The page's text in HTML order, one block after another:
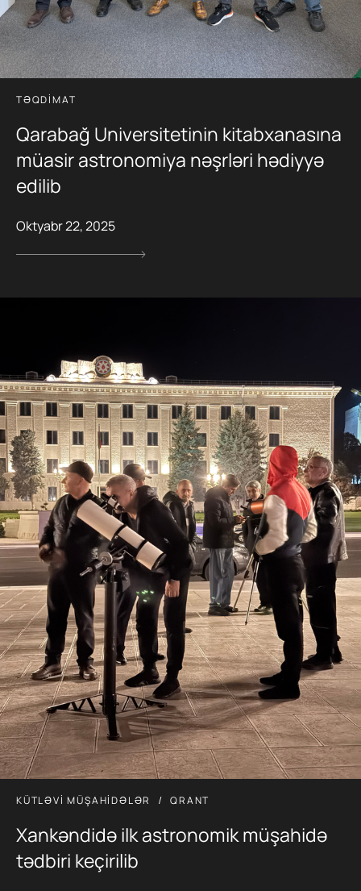
TƏQDIMAT
Qarabağ Universitetinin kitabxanasına
müasir astronomiya nəşrləri hədiyyə
edilib
Oktyabr 22, 2025
KÜTLƏVI MÜŞAHIDƏLƏR QRANT
Xankəndidə ilk astronomik müşahidə
tədbiri keçirilib